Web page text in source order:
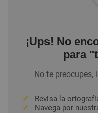
¡Ups! No
para
No te preocupes,
✓
Revisa la
✓
Navega por